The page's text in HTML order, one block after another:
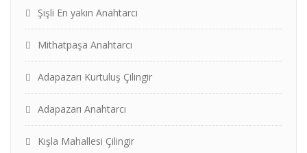
Şişli En yakın Anahtarcı
Mithatpaşa Anahtarcı
Adapazarı Kurtuluş Çilingir
Adapazarı Anahtarcı
Kışla Mahallesi Çilingir